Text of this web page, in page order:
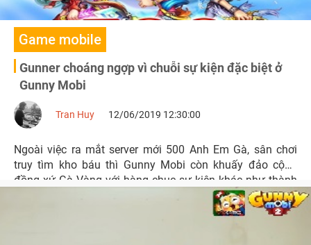
Game mobile
Gunner choáng ngợp vì chuỗi sự kiện đặc biệt ở
Gunny Mobi
Tran Huy 12/06/2019 12:30:00
Ngoài việc ra mắt server mới 500 Anh Em Gà, sân chơi
truy tìm kho báu thì Gunny Mobi còn khuấy đảo cộng
đồng xứ Gà Vàng với hàng chục sự kiện khác như thành
lập và đua top guild, vui hè sảng khoái, nhận quà hot khi
đăng nhập liên tiếp 14 ngày, vũ khí truyền thuyết,…